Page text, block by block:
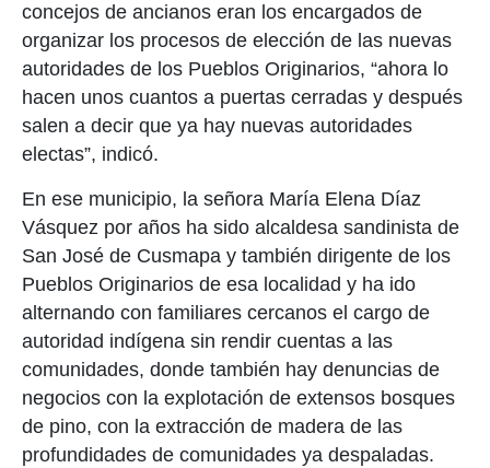
concejos de ancianos eran los encargados de
organizar los procesos de elección de las nuevas
autoridades de los Pueblos Originarios, “ahora lo
hacen unos cuantos a puertas cerradas y después
salen a decir que ya hay nuevas autoridades
electas”, indicó.
En ese municipio, la señora María Elena Díaz
Vásquez por años ha sido alcaldesa sandinista de
San José de Cusmapa y también dirigente de los
Pueblos Originarios de esa localidad y ha ido
alternando con familiares cercanos el cargo de
autoridad indígena sin rendir cuentas a las
comunidades, donde también hay denuncias de
negocios con la explotación de extensos bosques
de pino, con la extracción de madera de las
profundidades de comunidades ya despaladas.